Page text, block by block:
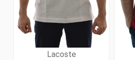
Lacoste